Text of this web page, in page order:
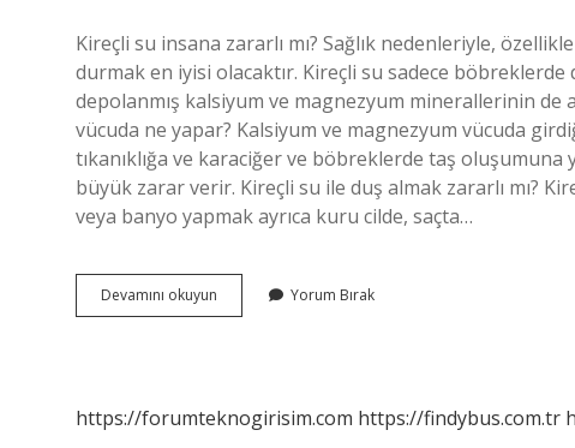
Kireçli su insana zararlı mı? Sağlık nedenleriyle,
durmak en iyisi olacaktır. Kireçli su sadece
depolanmış kalsiyum ve magnezyum minerallerinin
vücuda ne yapar? Kalsiyum ve magnezyum vücuda
tıkanıklığa ve karaciğer ve böbreklerde taş
büyük zarar verir. Kireçli su ile duş almak zararlı mı?
veya banyo yapmak ayrıca kuru cilde, saçta…
Devamını okuyun
Su
Yorum Bırak
https://forumteknogirisim.com https://findybus.com.tr